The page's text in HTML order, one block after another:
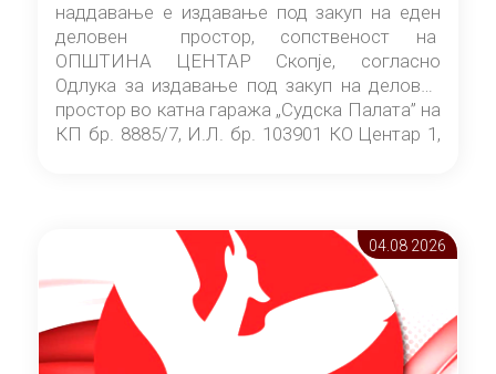
наддавање е издавање под закуп на еден
деловен простор, сопственост на
ОПШТИНА ЦЕНТАР Скопје, согласно
Одлука за издавање под закуп на деловен
простор во катна гаража „Судска Палата” на
КП бр. 8885/7, И.Л. бр. 103901 КО Центар 1,
Скопје” број 9/2026), за времетраење од 3
(три) години од денот на потпишувањето на
Договорот за закуп со најповолниот
понудувач.
04.08 2026